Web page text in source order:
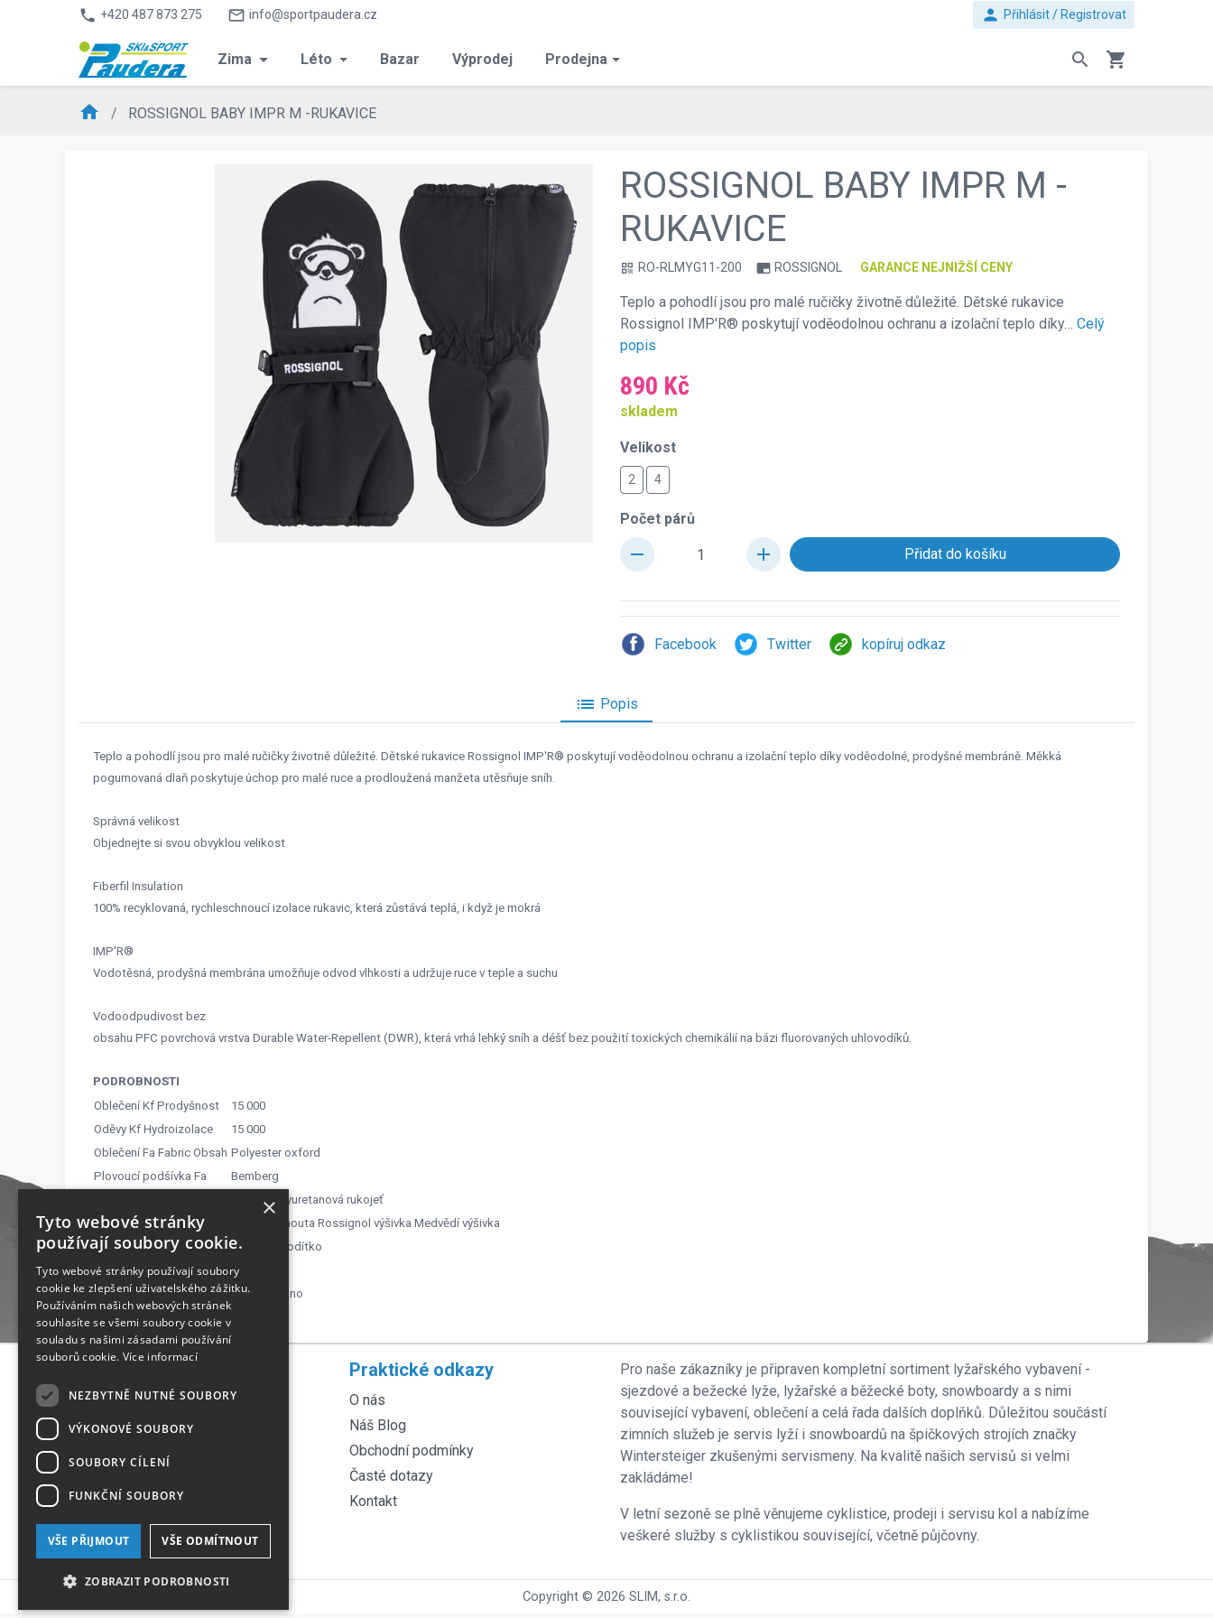
phone +420 487 873 275 mail_outline info@sportpaudera.cz person Přihlásit / Registrovat
Zima Léto Bazar Výprodej Prodejna search shopping_cart
home ROSSIGNOL BABY IMPR M -RUKAVICE
ROSSIGNOL BABY IMPR M -
RUKAVICE
qr_code RO-RLMYG11-200 branding_watermark ROSSIGNOL GARANCE NEJNIŽŠÍ CENY
Teplo a pohodlí jsou pro malé ručičky životně důležité. Dětské rukavice
Rossignol IMP'R® poskytují voděodolnou ochranu a izolační teplo díky… Celý
popis
890 Kč
skladem
Velikost
2 4
Počet párů
remove add
Facebook Twitter kopíruj odkaz
list Popis
Teplo a pohodlí jsou pro malé ručičky životně důležité. Dětské rukavice Rossignol IMP'R® poskytují voděodolnou ochranu a izolační teplo díky voděodolné, prodyšné membráně. Měkká
pogumovaná dlaň poskytuje úchop pro malé ruce a prodloužená manžeta utěsňuje sníh.
Správná velikost
Objednejte si svou obvyklou velikost
Fiberfil Insulation
100% recyklovaná, rychleschnoucí izolace rukavic, která zůstává teplá, i když je mokrá
IMP'R®
Vodotěsná, prodyšná membrána umožňuje odvod vlhkosti a udržuje ruce v teple a suchu
Vodoodpudivost bez
obsahu PFC povrchová vrstva Durable Water-Repellent (DWR), která vrhá lehký sníh a déšť bez použití toxických chemikálií na bázi fluorovaných uhlovodíků.
PODROBNOSTI
Oblečení Kf Prodyšnost
15 000
Oděvy Kf Hydroizolace
15 000
Oblečení Fa Fabric Obsah Polyester oxford
Plovoucí podšívka Fa
Bemberg
Měkká polyuretanová rukojeť
Oblečení Ff Artwork
Etiketa kohouta Rossignol výšivka Medvědí výšivka
Oblečení Ff Další funkce
Elastické vodítko
Oblečení Kf Prodyšnost
15 000
Oděvní izolační tkanina Kf Měkké vlákno
Oděvy Kf Hydroizolace
Servis lyží
Servis kol
Ortopedické vložky
Technologie Fischer
Tabulka velikostí
Praktické odkazy
O nás
Náš Blog
Obchodní podmínky
Časté dotazy
Kontakt
Pro naše zákazníky je připraven kompletní sortiment lyžařského vybavení -
sjezdové a bežecké lyže, lyžařské a běžecké boty, snowboardy a s nimi
související vybavení, oblečení a celá řada dalších doplňků. Důležitou součástí
zimních služeb je servis lyží i snowboardů na špičkových strojích značky
Wintersteiger zkušenými servismeny. Na kvalitě našich servisů si velmi
zakládáme!
V letní sezoně se plně věnujeme cyklistice, prodeji i servisu kol a nabízíme
veškeré služby s cyklistikou související, včetně půjčovny.
Copyright © 2026 SLIM, s.r.o.
×
Tyto webové stránky
používají soubory cookie.
Tyto webové stránky používají soubory
cookie ke zlepšení uživatelského zážitku.
Používáním našich webových stránek
souhlasíte se všemi soubory cookie v
souladu s našimi zásadami používání
souborů cookie. Více informací
NEZBYTNĚ NUTNÉ SOUBORY
VÝKONOVÉ SOUBORY
SOUBORY CÍLENÍ
FUNKČNÍ SOUBORY
VŠE PŘIJMOUT VŠE ODMÍTNOUT
ZOBRAZIT PODROBNOSTI